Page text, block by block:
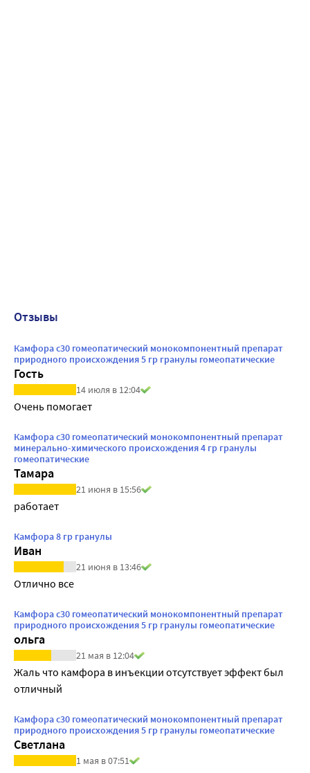
Отзывы
Камфора с30 гомеопатический монокомпонентный препарат
природного происхождения 5 гр гранулы гомеопатические
Гость
14 июля в 12:04
Очень помогает
Камфора с30 гомеопатический монокомпонентный препарат
минерально-химического происхождения 4 гр гранулы
гомеопатические
Тамара
21 июня в 15:56
работает
Камфора 8 гр гранулы
Иван
21 июня в 13:46
Отлично все
Камфора с30 гомеопатический монокомпонентный препарат
природного происхождения 5 гр гранулы гомеопатические
ольга
21 мая в 12:04
Жаль что камфора в инъекции отсутствует эффект был
отличный
Камфора с30 гомеопатический монокомпонентный препарат
природного происхождения 5 гр гранулы гомеопатические
Светлана
1 мая в 07:51